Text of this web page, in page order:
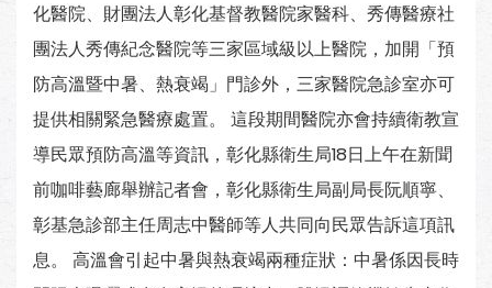
化醫院、財團法人彰化基督教醫院家醫科、秀傳醫療社
團法人秀傳紀念醫院等三家區域級以上醫院，加開「預
防高溫暨中暑、熱衰竭」門診外，三家醫院急診室亦可
提供相關緊急醫療處置。 這段期間醫院亦會持續衛教宣
導民眾預防高溫等資訊，彰化縣衛生局18日上午在新聞
前咖啡藝廊舉辦記者會，彰化縣衛生局副局長阮順寧、
彰基急診部主任周志中醫師等人共同向民眾告訴這項訊
息。 高溫會引起中暑與熱衰竭兩種症狀：中暑係因長時